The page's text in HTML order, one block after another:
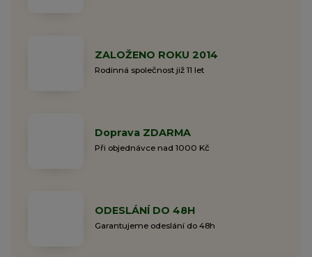
ZALOŽENO ROKU 2014
Rodinná společnost již 11 let
Doprava ZDARMA
Při objednávce nad 1000 Kč
ODESLÁNÍ DO 48H
Garantujeme odeslání do 48h